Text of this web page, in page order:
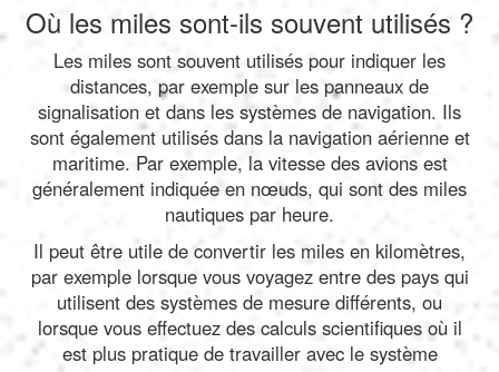
Où les miles sont-ils souvent utilisés ?
Les miles sont souvent utilisés pour indiquer les
distances, par exemple sur les panneaux de
signalisation et dans les systèmes de navigation. Ils
sont également utilisés dans la navigation aérienne et
maritime. Par exemple, la vitesse des avions est
généralement indiquée en nœuds, qui sont des miles
nautiques par heure.
Il peut être utile de convertir les miles en kilomètres,
par exemple lorsque vous voyagez entre des pays qui
utilisent des systèmes de mesure différents, ou
lorsque vous effectuez des calculs scientifiques où il
est plus pratique de travailler avec le système